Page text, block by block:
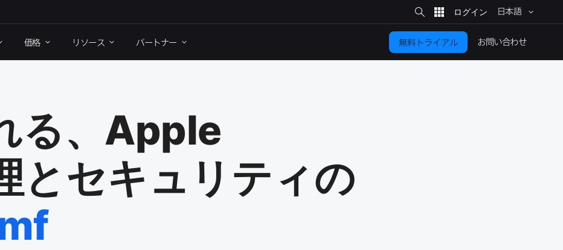
サ
イ
ト
検
索
日本語
価格 リソース パートナー 無料トライアル お問い​合わせ
、 Apple
と​セキュリティの​